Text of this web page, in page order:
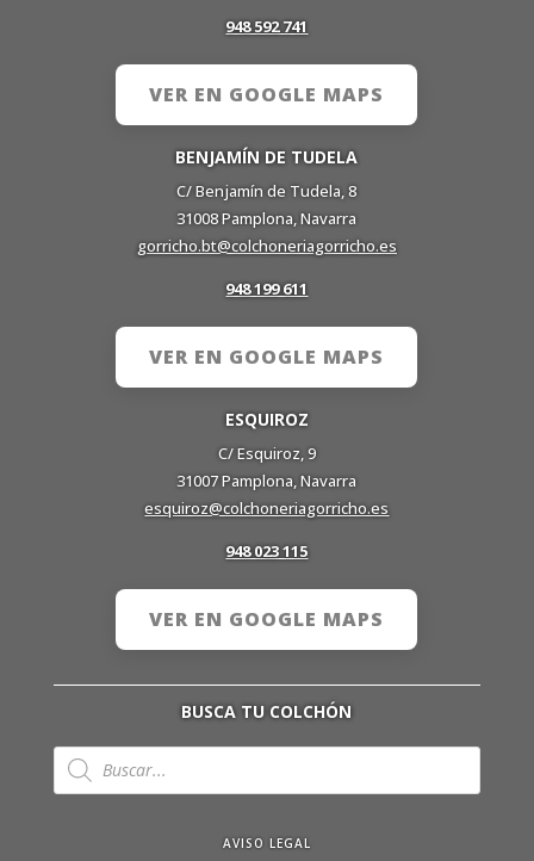
948 592 741
VER EN GOOGLE MAPS
BENJAMÍN DE TUDELA
C/ Benjamín de Tudela, 8
31008 Pamplona, Navarra
gorricho.bt@colchoneriagorricho.es
948 199 611
VER EN GOOGLE MAPS
ESQUIROZ
C/ Esquiroz, 9
31007 Pamplona, Navarra
esquiroz@colchoneriagorricho.es
948 023 115
VER EN GOOGLE MAPS
BUSCA TU COLCHÓN
Búsqueda
de
productos
AVISO LEGAL